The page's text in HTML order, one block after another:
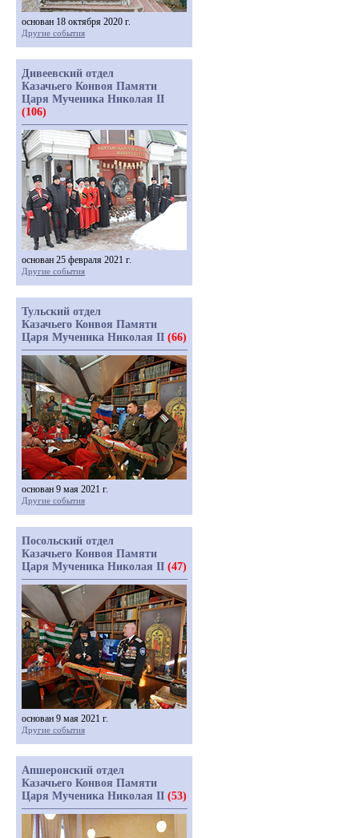
основан 18 октября 2020 г.
Другие события
Дивеевский отдел
Казачьего Конвоя Памяти
Царя Мученика Николая II
(106)
основан 25 февраля 2021 г.
Другие события
Тульский отдел
Казачьего Конвоя Памяти
Царя Мученика Николая II (66)
основан 9 мая 2021 г.
Другие события
Посольский отдел
Казачьего Конвоя Памяти
Царя Мученика Николая II (47)
основан 9 мая 2021 г.
Другие события
Апшеронский отдел
Казачьего Конвоя Памяти
Царя Мученика Николая II (53)